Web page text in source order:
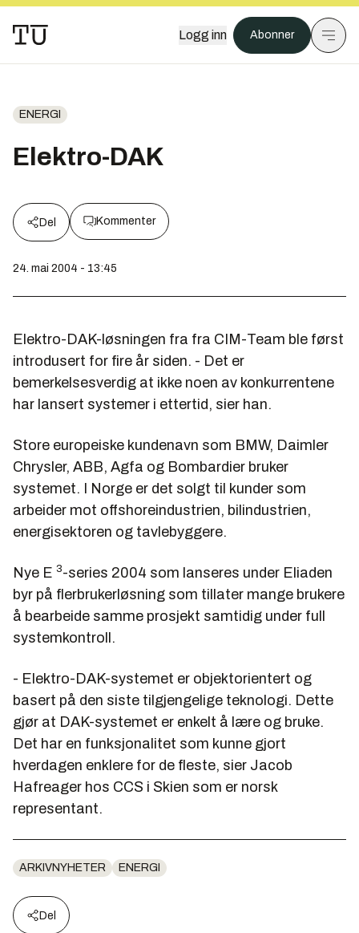
Logg inn Abonner
ENERGI
Elektro-DAK
Del Kommenter
24. mai 2004 - 13:45
Elektro-DAK-løsningen fra fra CIM-Team ble først
introdusert for fire år siden. - Det er
bemerkelsesverdig at ikke noen av konkurrentene
har lansert systemer i ettertid, sier han.
Store europeiske kundenavn som BMW, Daimler
Chrysler, ABB, Agfa og Bombardier bruker
systemet. I Norge er det solgt til kunder som
arbeider mot offshoreindustrien, bilindustrien,
energisektoren og tavlebyggere.
Nye E 3-series 2004 som lanseres under Eliaden
byr på flerbrukerløsning som tillater mange brukere
å bearbeide samme prosjekt samtidig under full
systemkontroll.
- Elektro-DAK-systemet er objektorientert og
basert på den siste tilgjengelige teknologi. Dette
gjør at DAK-systemet er enkelt å lære og bruke.
Det har en funksjonalitet som kunne gjort
hverdagen enklere for de fleste, sier Jacob
Hafreager hos CCS i Skien som er norsk
representant.
ARKIVNYHETER ENERGI
Del